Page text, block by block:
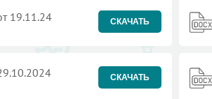
19.11.24 СКАЧАТЬ
СКАЧАТЬ